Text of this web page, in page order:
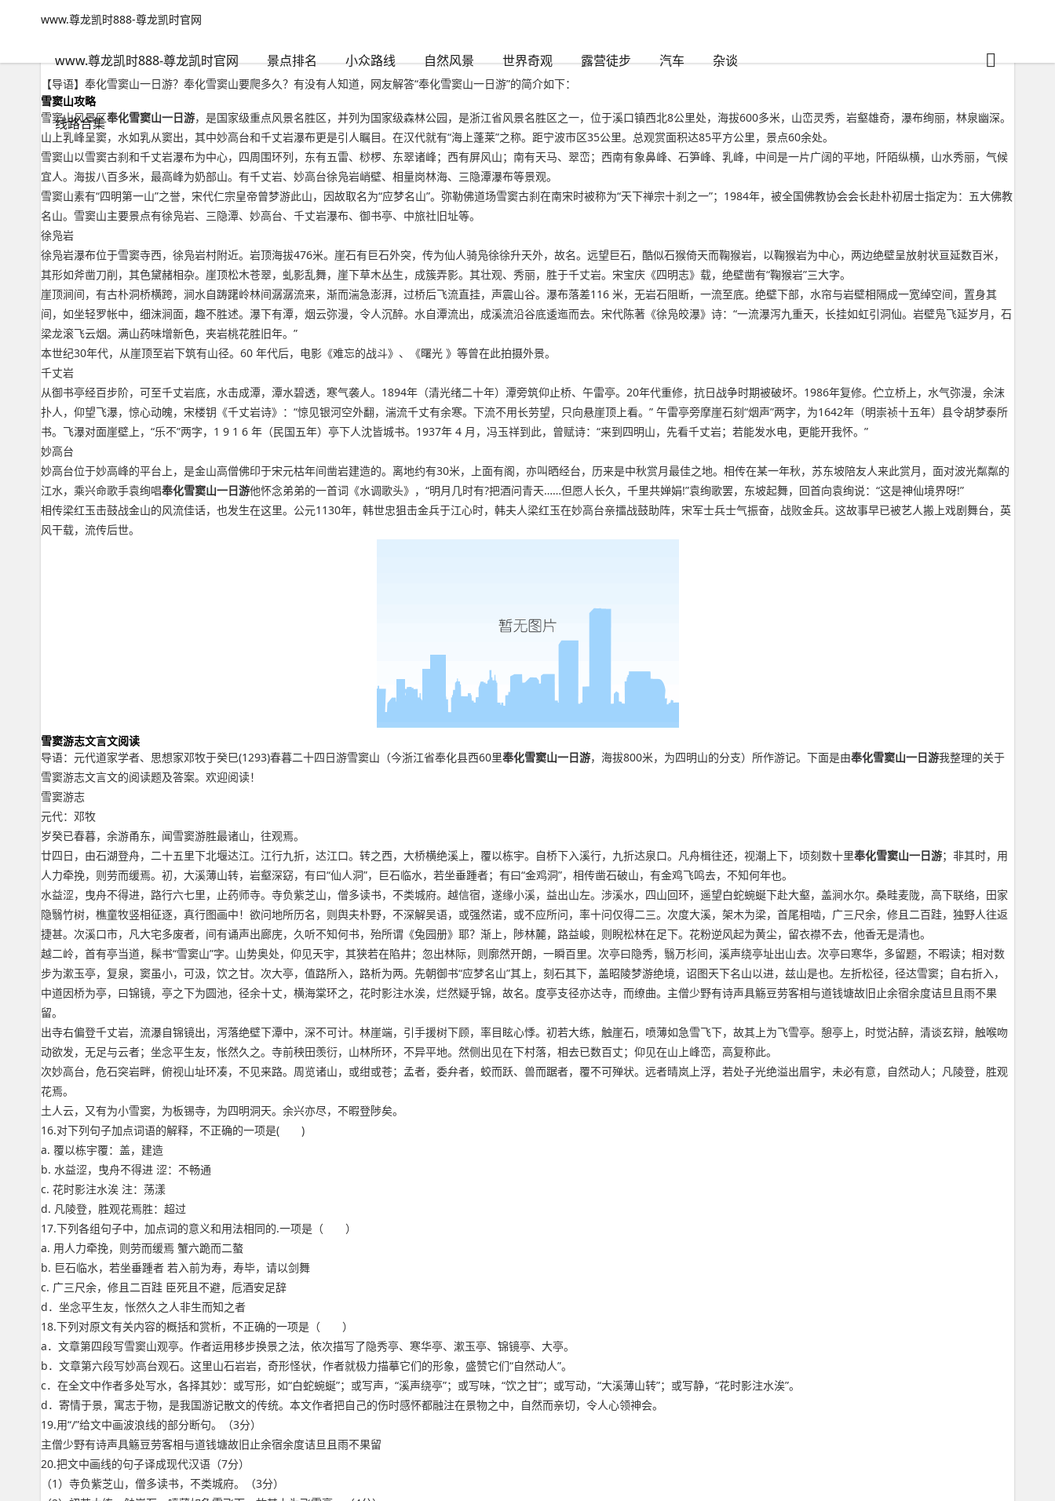
www.尊龙凯时888-尊龙凯时官网
www.尊龙凯时888-尊龙凯时官网 景点排名 小众路线 自然风景 世界奇观 露营徒步 汽车 杂谈
线路合集
www.尊龙凯时888-尊龙凯时官网
奉化雪窦山一日游？奉化雪窦山要爬多久-www.尊龙凯时888
【导语】奉化雪窦山一日游？奉化雪窦山要爬多久？有没有人知道，网友解答“奉化雪窦山一日游”的简介如下：
雪窦山攻略
雪窦山风景区奉化雪窦山一日游，是国家级重点风景名胜区，并列为国家级森林公园，是浙江省风景名胜区之一，位于溪口镇西北8公里处，海拔600多米，山峦灵秀，岩壑雄奇，瀑布绚丽，林泉幽深。
山上乳峰呈窦，水如乳从窦出，其中妙高台和千丈岩瀑布更是引人瞩目。在汉代就有“海上蓬莱”之称。距宁波市区35公里。总观赏面积达85平方公里，景点60余处。
雪窦山以雪窦古刹和千丈岩瀑布为中心，四周围环列，东有五雷、桫椤、东翠诸峰；西有屏风山；南有天马、翠峦；西南有象鼻峰、石笋峰、乳峰，中间是一片广阔的平地，阡陌纵横，山水秀丽，气候
宜人。海拔八百多米，最高峰为奶部山。有千丈岩、妙高台徐凫岩峭壁、相量岗林海、三隐潭瀑布等景观。
雪窦山素有“四明第一山”之誉，宋代仁宗皇帝曾梦游此山，因故取名为“应梦名山”。弥勒佛道场雪窦古刹在南宋时被称为“天下禅宗十刹之一”；1984年，被全国佛教协会会长赴朴初居士指定为：五大佛教
名山。雪窦山主要景点有徐凫岩、三隐潭、妙高台、千丈岩瀑布、御书亭、中旅社旧址等。
徐凫岩
徐凫岩瀑布位于雪窦寺西，徐凫岩村附近。岩顶海拔476米。崖石有巨石外突，传为仙人骑凫徐徐升天外，故名。远望巨石，酷似石猴倚天而鞠猴岩，以鞠猴岩为中心，两边绝壁呈放射状亘延数百米，
其形如斧凿刀削，其色黛赭相杂。崖顶松木苍翠，虬影乱舞，崖下草木丛生，成簇弄影。其壮观、秀丽，胜于千丈岩。宋宝庆《四明志》载，绝壁凿有“鞠猴岩”三大字。
崖顶涧间，有古朴洞桥横跨，涧水自踌躇岭林间潺潺流来，渐而湍急澎湃，过桥后飞流直挂，声震山谷。瀑布落差116 米，无岩石阻断，一流至底。绝壁下部，水帘与岩壁相隔成一宽绰空间，置身其
间，如坐轻罗帐中，细沫涧面，趣不胜述。瀑下有潭，烟云弥漫，令人沉醉。水自潭流出，成溪流沿谷底逶迤而去。宋代陈著《徐凫皎瀑》诗：“一流瀑泻九重天，长挂如虹引洞仙。岩壁凫飞延岁月，石
梁龙滚飞云烟。满山药味增新色，夹岩桃花胜旧年。”
本世纪30年代，从崖顶至岩下筑有山径。60 年代后，电影《难忘的战斗》、《曙光 》等曾在此拍摄外景。
千丈岩
从御书亭经百步阶，可至千丈岩底，水击成潭，潭水碧透，寒气袭人。1894年（清光绪二十年）潭旁筑仰止桥、午雷亭。20年代重修，抗日战争时期被破坏。1986年复修。伫立桥上，水气弥漫，余沫
扑人，仰望飞瀑，惊心动魄，宋楼钥《千丈岩诗》：“惊见银河空外翻，湍流千丈有余寒。下流不用长劳望，只向悬崖顶上看。” 午雷亭旁摩崖石刻“烟声”两字，为1642年（明崇祯十五年）县令胡梦泰所
书。飞瀑对面崖壁上，“乐不”两字，1 9 1 6 年（民国五年）亭下人沈皆城书。1937年 4 月，冯玉祥到此，曾赋诗：“来到四明山，先看千丈岩；若能发水电，更能开我怀。”
妙高台
妙高台位于妙高峰的平台上，是金山高僧佛印于宋元枯年间凿岩建造的。离地约有30米，上面有阁，亦叫晒经台，历来是中秋赏月最佳之地。相传在某一年秋，苏东坡陪友人来此赏月，面对波光粼粼的
江水，乘兴命歌手袁绚唱奉化雪窦山一日游他怀念弟弟的一首词《水调歌头》，“明月几时有?把酒问青天……但愿人长久，千里共婵娟!”袁绚歌罢，东坡起舞，回首向袁绚说：“这是神仙境界呀!”
相传梁红玉击鼓战金山的风流佳话，也发生在这里。公元1130年，韩世忠狙击金兵于江心时，韩夫人梁红玉在妙高台亲擂战鼓助阵，宋军士兵士气振奋，战败金兵。这故事早已被艺人搬上戏剧舞台，英
风干载，流传后世。
雪窦游志文言文阅读
导语：元代道家学者、思想家邓牧于癸巳(1293)春暮二十四日游雪窦山（今浙江省奉化县西60里奉化雪窦山一日游，海拔800米，为四明山的分支）所作游记。下面是由奉化雪窦山一日游我整理的关于
雪窦游志文言文的阅读题及答案。欢迎阅读！
雪窦游志
元代：邓牧
岁癸已春暮，余游甬东，闻雪窦游胜最诸山，往观焉。
廿四日，由石湖登舟，二十五里下北堰达江。江行九折，达江口。转之西，大桥横绝溪上，覆以栋宇。自桥下入溪行，九折达泉口。凡舟楫往还，视潮上下，顷刻数十里奉化雪窦山一日游；非其时，用
人力牵挽，则劳而缓焉。初，大溪薄山转，岩壑深窈，有曰“仙人洞”，巨石临水，若坐垂踵者；有曰“金鸡洞”，相传凿石破山，有金鸡飞鸣去，不知何年也。
水益涩，曳舟不得进，路行六七里，止药师寺。寺负紫芝山，僧多读书，不类城府。越信宿，遂缘小溪，益出山左。涉溪水，四山回环，遥望白蛇蜿蜒下赴大壑，盖涧水尔。桑畦麦陇，高下联络，田家
隐翳竹树，樵童牧竖相征逐，真行图画中！欲问地所历名，则舆夫朴野，不深解吴语，或强然诺，或不应所问，率十问仅得二三。次度大溪，架木为梁，首尾相啮，广三尺余，修且二百跬，独野人往返
捷甚。次溪口市，凡大宅多废者，间有诵声出廊庑，久听不知何书，殆所谓《兔园册》耶？渐上，陟林麓，路益峻，则睨松林在足下。花粉逆风起为黄尘，留衣襟不去，他香无是清也。
越二岭，首有亭当道，髹书“雪窦山”字。山势奥处，仰见天宇，其狭若在陷井；忽出林际，则廓然开朗，一瞬百里。次亭曰隐秀，翳万杉间，溪声绕亭址出山去。次亭曰寒华，多留题，不暇读；相对数
步为漱玉亭，复泉，窦虽小，可汲，饮之甘。次大亭，值路所入，路析为两。先朝御书“应梦名山”其上，刻石其下，盖昭陵梦游绝境，诏图天下名山以进，兹山是也。左折松径，径达雪窦；自右折入，
中道因桥为亭，曰锦镜，亭之下为圆池，径余十丈，横海棠环之，花时影注水涘，烂然疑乎锦，故名。度亭支径亦达寺，而缭曲。主僧少野有诗声具觞豆劳客相与道钱塘故旧止余宿余度诘旦且雨不果
留。
出寺右偏登千丈岩，流瀑自锦镜出，泻落绝壁下潭中，深不可计。林崖端，引手援树下顾，率目眩心悸。初若大练，触崖石，喷薄如急雪飞下，故其上为飞雪亭。憩亭上，时觉沾醉，清谈玄辩，触喉吻
动欲发，无足与云者；坐念平生友，怅然久之。寺前秧田羡衍，山林所环，不异平地。然侧出见在下村落，相去已数百丈；仰见在山上峰峦，高复称此。
次妙高台，危石突岩畔，俯视山址环凑，不见来路。周览诸山，或绀或苍；孟者，委弁者，蛟而跃、兽而踞者，覆不可殚状。远者晴岚上浮，若处子光绝溢出眉宇，未必有意，自然动人；凡陵登，胜观
花焉。
土人云，又有为小雪窦，为板锡寺，为四明洞天。余兴亦尽，不暇登陟矣。
16.对下列句子加点词语的解释，不正确的一项是( )
a. 覆以栋宇覆：盖，建造
b. 水益涩，曳舟不得进 涩：不畅通
c. 花时影注水涘 注：荡漾
d. 凡陵登，胜观花焉胜：超过
17.下列各组句子中，加点词的意义和用法相同的.一项是（ ）
a. 用人力牵挽，则劳而缓焉 蟹六跪而二螯
b. 巨石临水，若坐垂踵者 若入前为寿，寿毕，请以剑舞
c. 广三尺余，修且二百跬 臣死且不避，卮酒安足辞
d．坐念平生友，怅然久之人非生而知之者
18.下列对原文有关内容的概括和赏析，不正确的一项是（ ）
a．文章第四段写雪窦山观亭。作者运用移步换景之法，依次描写了隐秀亭、寒华亭、漱玉亭、锦镜亭、大亭。
b．文章第六段写妙高台观石。这里山石岩岩，奇形怪状，作者就极力描摹它们的形象，盛赞它们“自然动人”。
c．在全文中作者多处写水，各择其妙：或写形，如“白蛇蜿蜒”；或写声，“溪声绕亭”；或写味，“饮之甘”；或写动，“大溪薄山转”；或写静，“花时影注水涘”。
d．寄情于景，寓志于物，是我国游记散文的传统。本文作者把自己的伤时感怀都融注在景物之中，自然而亲切，令人心领神会。
19.用“/”给文中画波浪线的部分断句。（3分）
主僧少野有诗声具觞豆劳客相与道钱塘故旧止余宿余度诘旦且雨不果留
20.把文中画线的句子译成现代汉语（7分）
（1）寺负紫芝山，僧多读书，不类城府。（3分）